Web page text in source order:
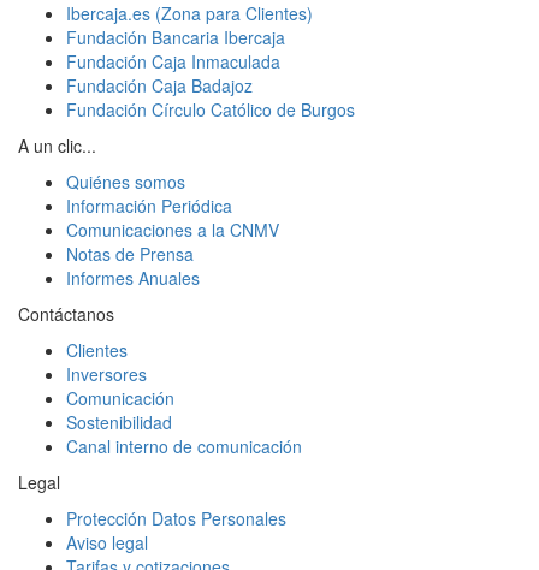
Ibercaja.es (Zona para Clientes)
Fundación Bancaria Ibercaja
Fundación Caja Inmaculada
Fundación Caja Badajoz
Fundación Círculo Católico de Burgos
A un clic...
Quiénes somos
Información Periódica
Comunicaciones a la CNMV
Notas de Prensa
Informes Anuales
Contáctanos
Clientes
Inversores
Comunicación
Sostenibilidad
Canal interno de comunicación
Legal
Protección Datos Personales
Aviso legal